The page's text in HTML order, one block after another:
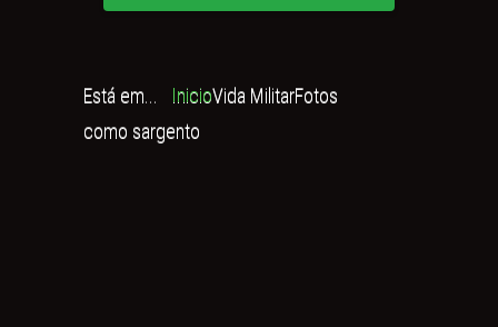
Está em... InicioVida MilitarFotos
como sargento